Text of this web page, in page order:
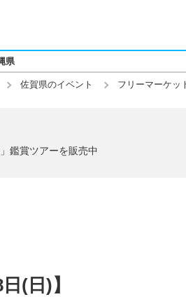
県
佐賀県のイベント フリーマーケッ
鑑賞ツアーを販売中
(日)】